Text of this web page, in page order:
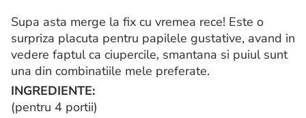
Supa asta merge la fix cu vremea rece! Este o
surpriza placuta pentru papilele gustative, avand in
vedere faptul ca ciupercile, smantana si puiul sunt
una din combinatiile mele preferate.
INGREDIENTE:
(pentru 4 portii)